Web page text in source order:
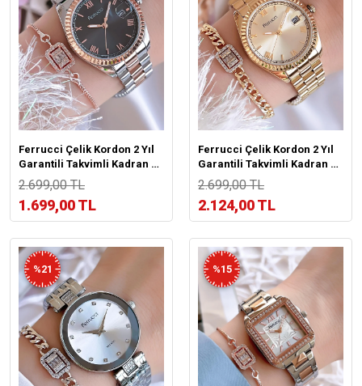
Ferrucci Çelik Kordon 2 Yıl
Garantili Takvimli Kadran 30
Mt Suya Dayanıklı Kadın Kol
Saati B.1301604X
2.699,00 TL
1.699,00 TL
Ferrucci Çelik Kordon 2 Yıl
Garantili Takvimli Kadran 30
Mt Suya Dayanıklı Kadın Kol
Saati B.130163X
2.699,00 TL
2.124,00 TL
%21 %15